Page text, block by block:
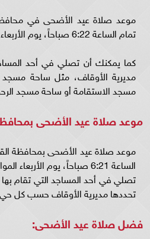
تمام الساعة 6:22 صباحاً، يوم الأربعاء الموافق 28 يونيو 23.
كما يمكنك أن تصلي في أحد
مديرية الأوقاف، مثل ساحة
مسجد الاستقامة أو ساحة مسجد
موعد صلاة عيد الأضحى بمحافظة
تصلي في أحد المساجد التي تقام
تحددها مديرية الأوقاف حسب كل
فضل صلاة عيد الأضحى: